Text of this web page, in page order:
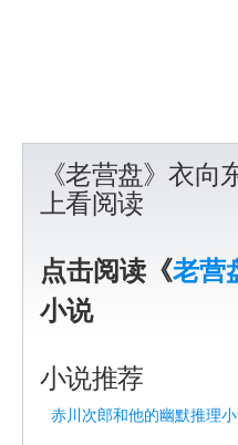
《老营盘》衣向
上看阅读
点击阅读《老营
小说
小说推荐
赤川次郎和他的幽默推理